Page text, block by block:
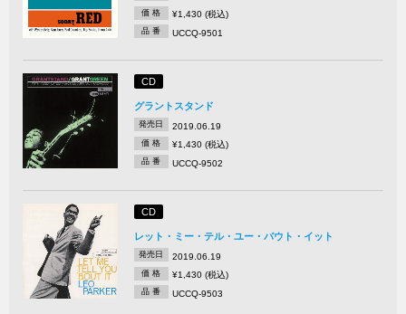
価 格 ¥1,430 (税込)
品 番 UCCQ-9501
CD
グラントスタンド
発売日 2019.06.19
価 格 ¥1,430 (税込)
品 番 UCCQ-9502
CD
レット・ミー・テル・ユー・バウト・イット
発売日 2019.06.19
価 格 ¥1,430 (税込)
品 番 UCCQ-9503